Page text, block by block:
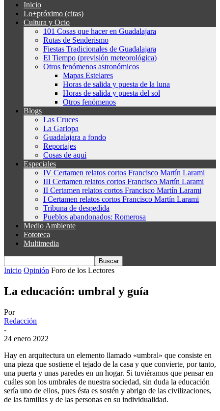
Inicio
Lo+próximo (citas)
Cultura y Ocio
101 Cosas que hacer en Guadalajara
Rutas de Senderismo
Fiestas Tradicionales de Guadalajara
El Tiempo (previsión meteorológica)
Otros fenómenos astronómicos
Mapas Estelares
Horas de salida y puesta de la luna
Horas de salida y puesta del sol
Otros fenómenos
Blogs
Las Cruces
La Garlopa
Guadalajara a fondo
Reportajes
Cosas de aquí
Especiales
IV Certamen relatos cortos Francisco Martín Larami
III Certamen relatos cortos Francisco Martín Larami
II Certamen relatos cortos Francisco Martín Larami
I Certamen relatos cortos Francisco Martín Larami
Tribuna de despedida
Pueblos abandonados: Romerosa
Medio Ambiente
Fototeca
Multimedia
Inicio Opinión Foro de los Lectores
La educación: umbral y guía
Por
Redacción
-
24 enero 2022
Hay en arquitectura un elemento llamado «umbral» que consiste en
una pieza que sostiene el tejado de la casa y que convierte, por tanto,
una puerta y unas paredes en un hogar. Si tuviéramos que pensar en
cuáles son los umbrales de nuestra sociedad, sin duda la educación
sería uno de ellos, pues ésta es sostén y abrigo de las civilizaciones,
de las familias y de las personas en su individualidad.